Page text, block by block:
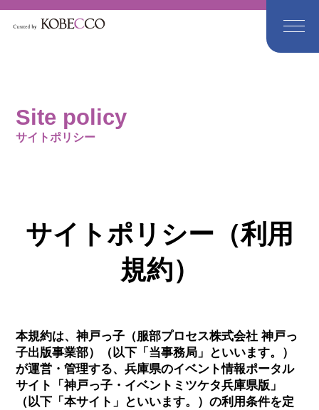
Site policy
サイトポリシー
サイトポリシー（利用
規約）
本規約は、神戸っ子（服部プロセス株式会社 神戸っ
子出版事業部）
（以下「当事務局」といいます。）
が運営・管理する、兵庫県のイベント情報ポータル
サイト
「神戸っ子・イベントミツケタ兵庫県版」
（以下「本サイト」といいます。）の利用条件を定